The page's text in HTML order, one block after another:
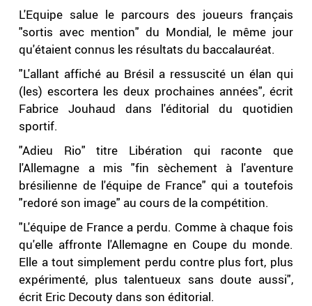
L'Equipe salue le parcours des joueurs français
"sortis avec mention" du Mondial, le même jour
qu'étaient connus les résultats du baccalauréat.
"L'allant affiché au Brésil a ressuscité un élan qui
(les) escortera les deux prochaines années", écrit
Fabrice Jouhaud dans l'éditorial du quotidien
sportif.
"Adieu Rio" titre Libération qui raconte que
l'Allemagne a mis "fin sèchement à l'aventure
brésilienne de l'équipe de France" qui a toutefois
"redoré son image" au cours de la compétition.
"L'équipe de France a perdu. Comme à chaque fois
qu'elle affronte l'Allemagne en Coupe du monde.
Elle a tout simplement perdu contre plus fort, plus
expérimenté, plus talentueux sans doute aussi",
écrit Eric Decouty dans son éditorial.